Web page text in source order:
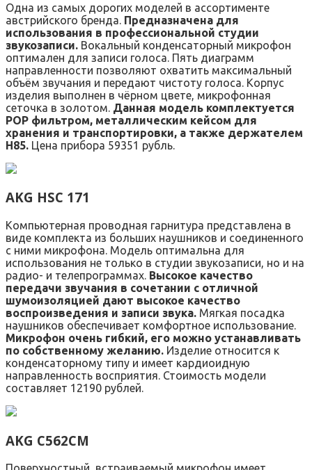
Одна из самых дорогих моделей в ассортименте
австрийского бренда. Предназначена для
использования в профессиональной студии
звукозаписи. Вокальный конденсаторный микрофон
оптимален для записи голоса. Пять диаграмм
направленности позволяют охватить максимальный
объём звучания и передают чистоту голоса. Корпус
изделия выполнен в чёрном цвете, микрофонная
сеточка в золотом. Данная модель комплектуется
РОР фильтром, металлическим кейсом для
хранения и транспортировки, а также держателем
Н85. Цена прибора 59351 рубль.
AKG HSC 171
Компьютерная проводная гарнитура представлена в
виде комплекта из больших наушников и соединенного
с ними микрофона. Модель оптимальна для
использования не только в студии звукозаписи, но и на
радио- и телепрограммах. Высокое качество
передачи звучания в сочетании с отличной
шумоизоляцией дают высокое качество
воспроизведения и записи звука. Мягкая посадка
наушников обеспечивает комфортное использование.
Микрофон очень гибкий, его можно устанавливать
по собственному желанию. Изделие относится к
конденсаторному типу и имеет кардиоидную
направленность восприятия. Стоимость модели
составляет 12190 рублей.
AKG C562CM